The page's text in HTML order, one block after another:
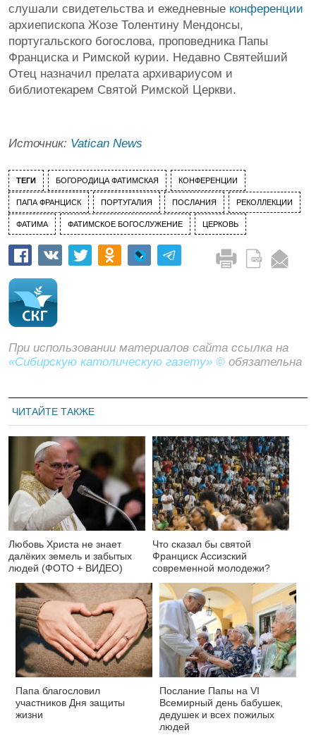
слушали свидетельства и ежедневные конференции
архиепископа Жозе Толентину Мендонсы,
португальского богослова, проповедника Папы
Франциска и Римской курии. Недавно Святейший
Отец назначил прелата архивариусом и
библиотекарем Святой Римской Церкви.
Источник: Vatican News
ТЕГИ БОГОРОДИЦА ФАТИМСКАЯ КОНФЕРЕНЦИИ
ПАПА ФРАНЦИСК ПОРТУГАЛИЯ ПОСЛАНИЯ РЕКОЛЛЕКЦИИ
ФАТИМА ФАТИМСКОЕ БОГОСЛУЖЕНИЕ ЦЕРКОВЬ
При использовании материалов сайта ссылка на
«Сибирскую католическую газету» © обязательна
ЧИТАЙТЕ ТАКЖЕ
Любовь Христа не знает
далёких земель и забытых
людей (ФОТО + ВИДЕО)
Что сказал бы святой
Франциск Ассизский
современной молодежи?
Папа благословил
участников Дня защиты
жизни
Послание Папы на VI
Всемирный день бабушек,
дедушек и всех пожилых
людей